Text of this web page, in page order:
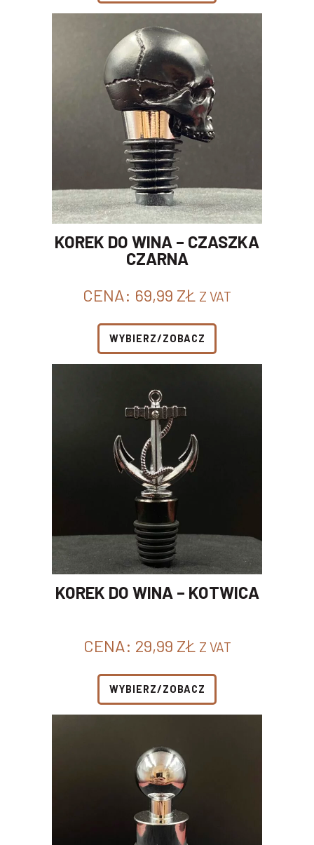
KOREK DO WINA – CZASZKA
CZARNA
CENA: 69,99 ZŁ Z VAT
WYBIERZ/ZOBACZ
KOREK DO WINA – KOTWICA
CENA: 29,99 ZŁ Z VAT
WYBIERZ/ZOBACZ